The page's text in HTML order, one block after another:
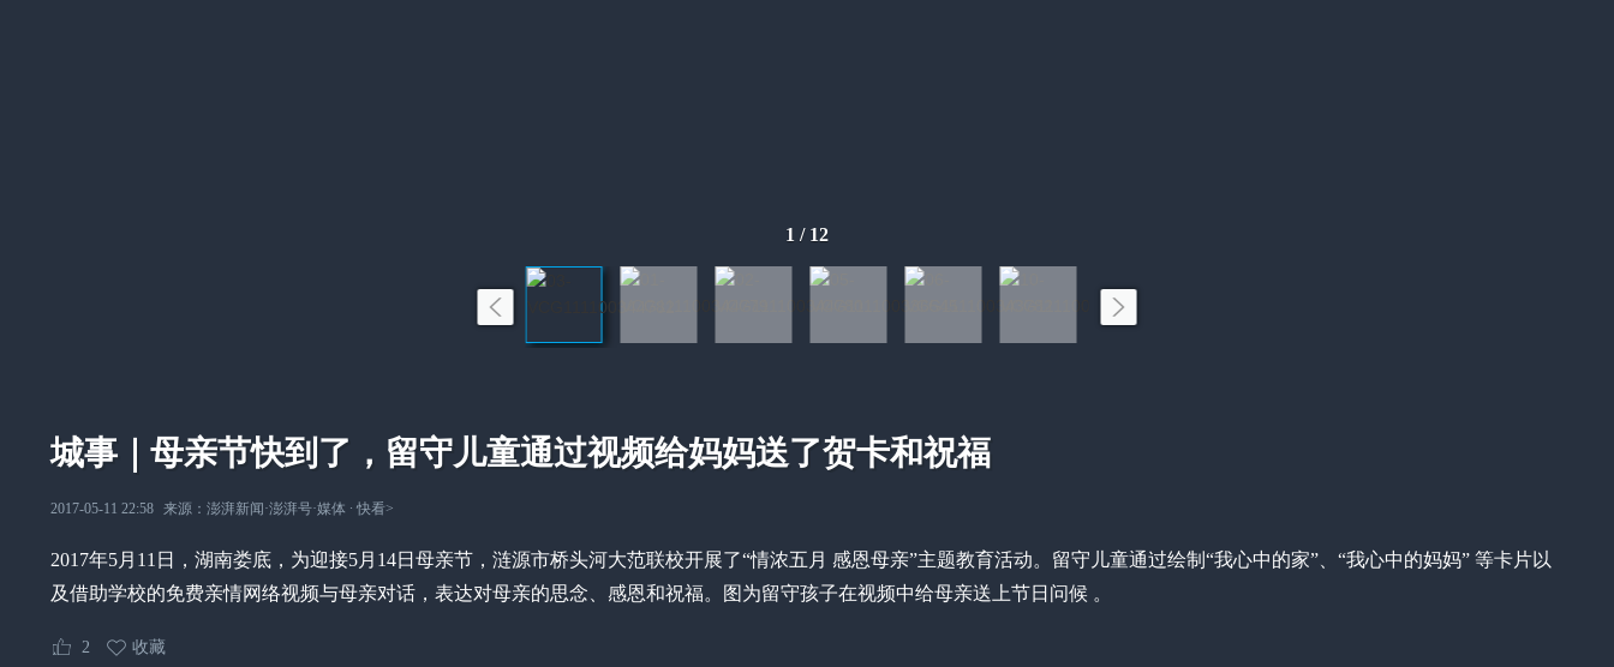
1 / 12
城事｜母亲节快到了，留守儿童通过视频给妈妈送了贺卡和祝福
2017-05-11 22:58 来源： 澎湃新闻·澎湃号·媒体 ∙ 快看>
2017年5月11日，湖南娄底，为迎接5月14日母亲节，涟源市桥头河大范联校开展了“情浓五月 感恩母亲”主题教育活动。留守儿童通过绘制“我心中的家”、“我心中的妈妈” 等卡片以
及借助学校的免费亲情网络视频与母亲对话，表达对母亲的思念、感恩和祝福。图为留守孩子在视频中给母亲送上节日问候 。
2 收藏